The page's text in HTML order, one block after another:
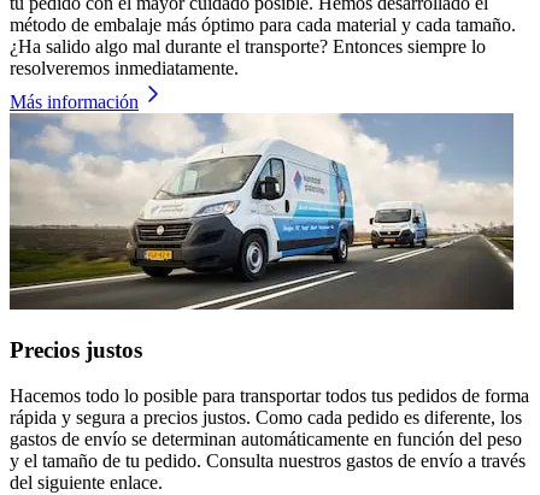
método de embalaje más óptimo para cada material y cada tamaño.
¿Ha salido algo mal durante el transporte? Entonces siempre lo
resolveremos inmediatamente.
Más información
Precios justos
Hacemos todo lo posible para transportar todos tus pedidos de forma
rápida y segura a precios justos. Como cada pedido es diferente, los
gastos de envío se determinan automáticamente en función del peso
y el tamaño de tu pedido. Consulta nuestros gastos de envío a través
del siguiente enlace.